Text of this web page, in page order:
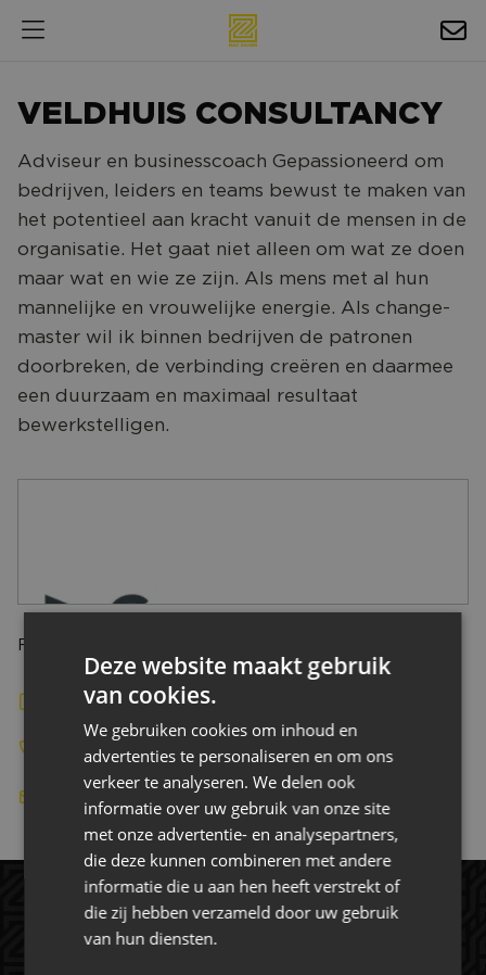
AGENDA
NAC ZAKELIJK
MAGAZINES
FOTO'S & VIDEO'S
HORECA
VELDHUIS CONSULTANCY
Adviseur en businesscoach Gepassioneerd om
bedrijven, leiders en teams bewust te maken van
het potentieel aan kracht vanuit de mensen in de
organisatie. Het gaat niet alleen om wat ze doen
maar wat en wie ze zijn. Als mens met al hun
mannelijke en vrouwelijke energie. Als change-
master wil ik binnen bedrijven de patronen
doorbreken, de verbinding creëren en daarmee
een duurzaam en maximaal resultaat
bewerkstelligen.
Franklin Rooseveltlaan 22, Breda Nederland
Bekijk de website
+31-622493547
INFO@VELDHUIS-CONSULTANCY.NL
Deze website maakt gebruik
van cookies.
We gebruiken cookies om inhoud en
advertenties te personaliseren en om ons
verkeer te analyseren. We delen ook
informatie over uw gebruik van onze site
met onze advertentie- en analysepartners,
die deze kunnen combineren met andere
informatie die u aan hen heeft verstrekt of
die zij hebben verzameld door uw gebruik
van hun diensten.